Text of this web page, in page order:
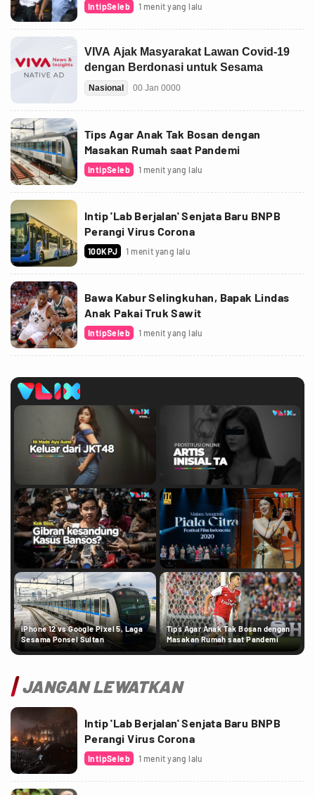
IntipSeleb 1 menit yang lalu
Tips Agar Anak Tak Bosan dengan
Masakan Rumah saat Pandemi
IntipSeleb 1 menit yang lalu
Intip 'Lab Berjalan' Senjata Baru BNPB
Perangi Virus Corona
100KPJ 1 menit yang lalu
Bawa Kabur Selingkuhan, Bapak Lindas
Anak Pakai Truk Sawit
IntipSeleb 1 menit yang lalu
iPhone 12 vs Google Pixel 5, Laga
Sesama Ponsel Sultan
Tips Agar Anak Tak Bosan dengan
Masakan Rumah saat Pandemi
JANGAN LEWATKAN
Intip 'Lab Berjalan' Senjata Baru BNPB
Perangi Virus Corona
IntipSeleb 1 menit yang lalu